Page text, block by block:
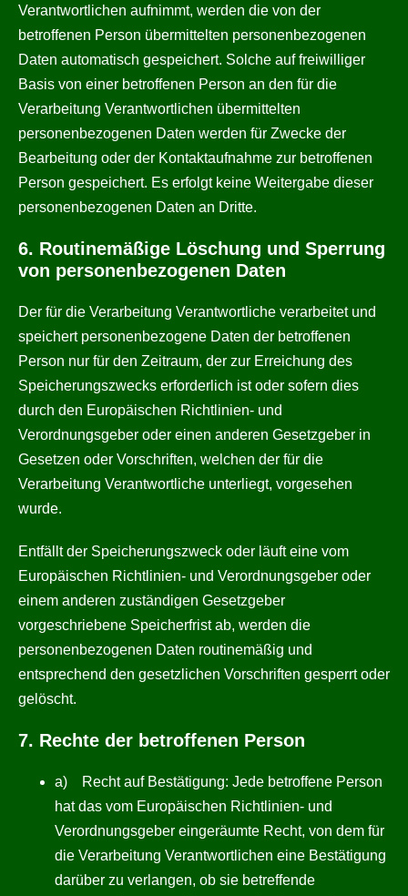
Verantwortlichen aufnimmt, werden die von der
betroffenen Person übermittelten personenbezogenen
Daten automatisch gespeichert. Solche auf freiwilliger
Basis von einer betroffenen Person an den für die
Verarbeitung Verantwortlichen übermittelten
personenbezogenen Daten werden für Zwecke der
Bearbeitung oder der Kontaktaufnahme zur betroffenen
Person gespeichert. Es erfolgt keine Weitergabe dieser
personenbezogenen Daten an Dritte.
6. Routinemäßige Löschung und Sperrung
von personenbezogenen Daten
Der für die Verarbeitung Verantwortliche verarbeitet und
speichert personenbezogene Daten der betroffenen
Person nur für den Zeitraum, der zur Erreichung des
Speicherungszwecks erforderlich ist oder sofern dies
durch den Europäischen Richtlinien- und
Verordnungsgeber oder einen anderen Gesetzgeber in
Gesetzen oder Vorschriften, welchen der für die
Verarbeitung Verantwortliche unterliegt, vorgesehen
wurde.
Entfällt der Speicherungszweck oder läuft eine vom
Europäischen Richtlinien- und Verordnungsgeber oder
einem anderen zuständigen Gesetzgeber
vorgeschriebene Speicherfrist ab, werden die
personenbezogenen Daten routinemäßig und
entsprechend den gesetzlichen Vorschriften gesperrt oder
gelöscht.
7. Rechte der betroffenen Person
a) Recht auf Bestätigung: Jede betroffene Person
hat das vom Europäischen Richtlinien- und
Verordnungsgeber eingeräumte Recht, von dem für
die Verarbeitung Verantwortlichen eine Bestätigung
darüber zu verlangen, ob sie betreffende